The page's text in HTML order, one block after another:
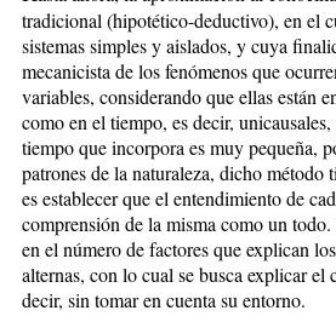
tradicional (hipotético-deductivo), en el
sistemas simples y aislados, y cuya
mecanicista de los fenómenos que
variables, considerando que ellas están
como en el tiempo, es decir,
tiempo que incorpora es muy pequeña,
patrones de la naturaleza, dicho
es establecer que el entendimiento de
comprensión de la misma como un
en el número de factores que explican
alternas, con lo cual se busca explicar
decir, sin tomar en cuenta su entorno.